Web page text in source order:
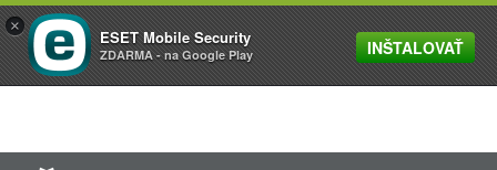
MENU
×
ESET Mobile Security
ZDARMA - na Google Play INŠTALOVAŤ